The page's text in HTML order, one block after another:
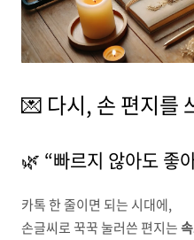
💌 다시, 손 편지를
🌿 “빠르지 않아도 좋
카톡 한 줄이면 되는 시대에,
손글씨로 꾹꾹 눌러쓴 편지는